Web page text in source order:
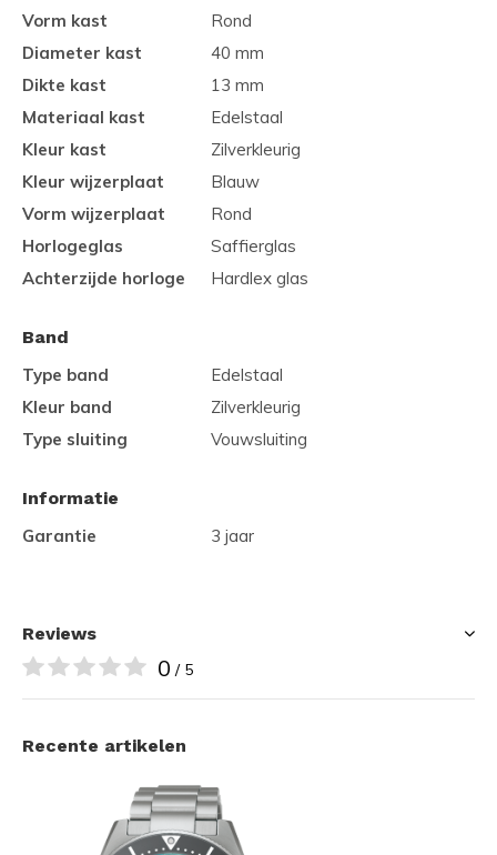
Vorm kast
Rond
Diameter kast
40 mm
Dikte kast
13 mm
Materiaal kast
Edelstaal
Kleur kast
Zilverkleurig
Kleur wijzerplaat
Blauw
Vorm wijzerplaat
Rond
Horlogeglas
Saffierglas
Achterzijde horloge
Hardlex glas
Band
Type band
Edelstaal
Kleur band
Zilverkleurig
Type sluiting
Vouwsluiting
Informatie
Garantie
3 jaar
Reviews
0 / 5
Recente artikelen